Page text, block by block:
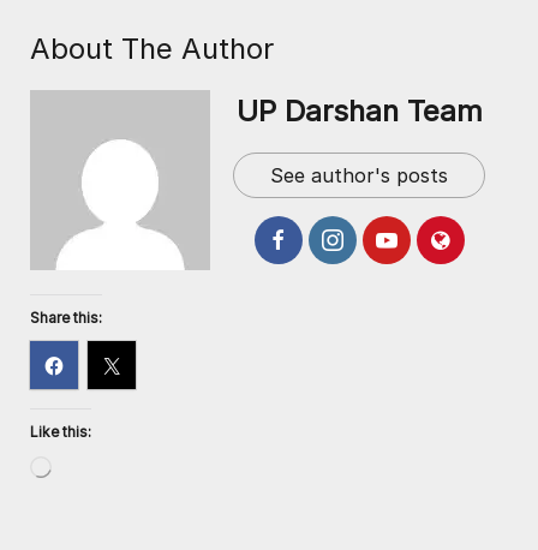
About The Author
UP Darshan Team
See author's posts
Share this:
Like this: